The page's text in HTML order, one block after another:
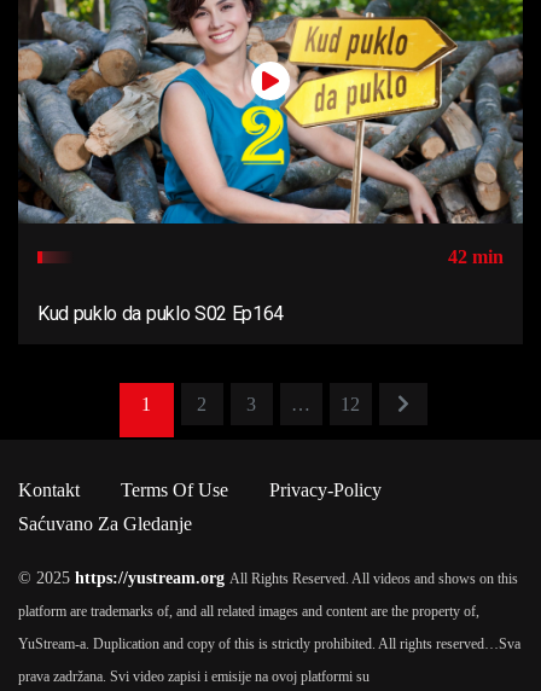
42 min
Kud puklo da puklo S02 Ep164
1 2 3 … 12
Kontakt Terms Of Use
Privacy-Policy
Saćuvano Za Gledanje
© 2025 https://yustream.org All Rights Reserved. All videos and shows on this
platform are trademarks of, and all related images and content are the property of,
YuStream-a. Duplication and copy of this is strictly prohibited. All rights reserved… Sva
prava zadržana. Svi video zapisi i emisije na ovoj platformi su